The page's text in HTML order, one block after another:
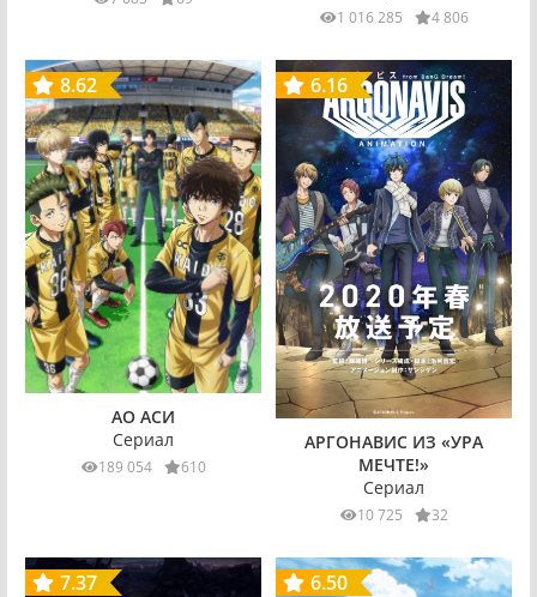
1 016 285 4 806
8.62
АО АСИ
Сериал
189 054 610
6.16
АРГОНАВИС ИЗ «УРА
МЕЧТЕ!»
Сериал
10 725 32
7.37 6.50